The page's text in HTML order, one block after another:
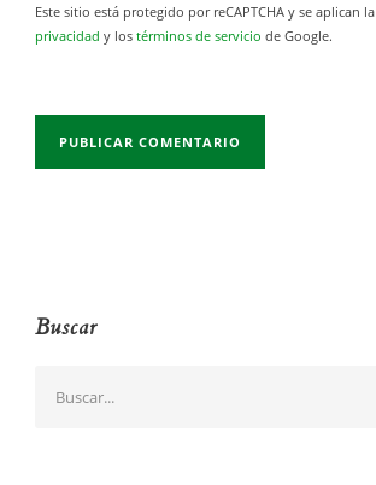
Este sitio está protegido por reCAPTCHA y se aplican la
privacidad y los términos de servicio de Google.
Buscar